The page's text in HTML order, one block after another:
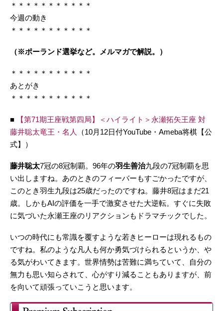
＊＊＊＊＊＊＊＊＊＊＊
今週の動き
＊＊＊＊＊＊＊＊＊＊＊
（※ポーランド選挙など。メルマガで解説。）
＊＊＊＊＊＊＊＊＊＊＊
あとがき
＊＊＊＊＊＊＊＊＊＊＊
■
【第71期王座戦第四局】＜ハイライト＞永瀬拓矢王座 対
藤井聡太竜王・名人
（10月12日付YouTube・Ameba将棋【公
式】）
藤井聡太7冠の8冠制覇。96年の羽生善治九段の7冠制覇を思
い出しますね。あのときのフィーバーもすごかったですが、
このとき羽生九段は25歳だったのですね。藤井8冠はまだ21
歳。しかもAIの評価を一手で激変させた大逆転。すぐに失敗
に気づいた永瀬王座のリアクションもドラマチックでした。
いつの時代にも常識を覆すような若きヒーローは現れるもの
ですね。私のような凡人も何か勇気づけられるというか、や
る気がわいてきます。世界情勢は苦難に満ちていて、自分の
無力も思い知らされて、心がすり減ることもありますが、前
を向いて頑張っていこうと思います。